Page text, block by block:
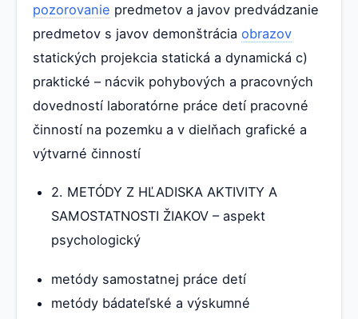
pozorovanie predmetov a javov predvádzanie
predmetov s javov demonštrácia obrazov
statických projekcia statická a dynamická c)
praktické – nácvik pohybových a pracovných
dovedností laboratórne práce detí pracovné
činností na pozemku a v dielňach grafické a
výtvarné činností
2. METÓDY Z HĽADISKA AKTIVITY A
SAMOSTATNOSTI ŽIAKOV – aspekt
psychologický
metódy samostatnej práce detí
metódy bádateľské a výskumné